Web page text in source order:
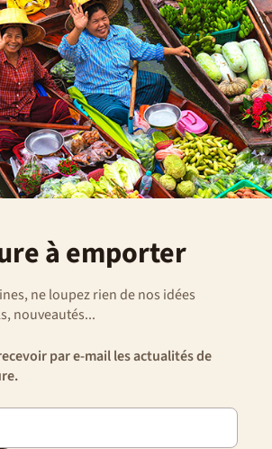
à emporter
ne loupez rien de nos idées
nouveautés...
par e-mail les actualités de